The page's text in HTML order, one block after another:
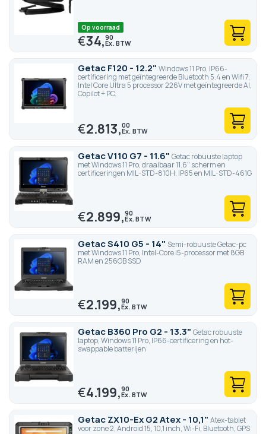
Op voorraad
€34,90
Getac F120 - 12.2" Windows 11 Pro, IP66-
certificering met geïntegreerde Bluetooth 5.4 en Wifi 7,
Intel Core Ultra 5 processor 226V met geïntegreerde AI,
Copilot + PC.
€2.813,00
Getac V110 G7 - 11.6" Getac robuuste laptop
met Windows 11 Pro, draaibaar 11.6" scherm en
certificeringen MIL-STD-810H, IP65 en MIL-STD-461G
€2.899,90
Getac S410 G5 - 14" Semi-robuuste Getac-pc
met Windows 11 Pro, Intel-Core i5-processor met 8GB
RAM en 256GB SSD
€2.199,90
Getac B360 Pro G2 - 13.3" Getac robuuste
laptop, Windows 11 Pro, IP66-certificering en hot-
swappable batterijen
€4.199,90
Getac ZX10-Ex G2 Atex - 10,1" Atex-tablet
voor zone 2, Android 15, 10,1 inch, Wi-Fi, Bluetooth, GPS